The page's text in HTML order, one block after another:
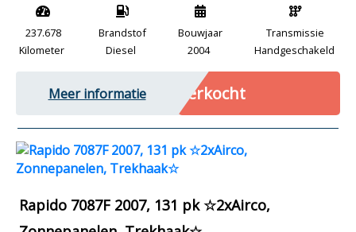
237.678
Kilometer
Brandstof
Diesel
Bouwjaar
2004
Transmissie
Handgeschakeld
Meer informatie Verkocht
Rapido 7087F 2007, 131 pk ☆2xAirco,